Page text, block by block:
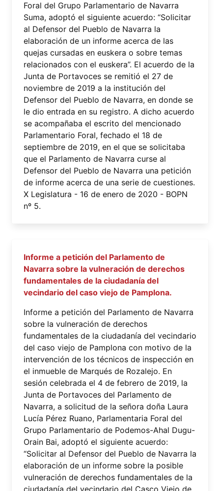
Foral del Grupo Parlamentario de Navarra
Suma, adoptó el siguiente acuerdo: “Solicitar
al Defensor del Pueblo de Navarra la
elaboración de un informe acerca de las
quejas cursadas en euskera o sobre temas
relacionados con el euskera”. El acuerdo de la
Junta de Portavoces se remitió el 27 de
noviembre de 2019 a la institución del
Defensor del Pueblo de Navarra, en donde se
le dio entrada en su registro. A dicho acuerdo
se acompañaba el escrito del mencionado
Parlamentario Foral, fechado el 18 de
septiembre de 2019, en el que se solicitaba
que el Parlamento de Navarra curse al
Defensor del Pueblo de Navarra una petición
de informe acerca de una serie de cuestiones.
X Legislatura - 16 de enero de 2020 - BOPN
nº 5.
Informe a petición del Parlamento de
Navarra sobre la vulneración de derechos
fundamentales de la ciudadanía del
vecindario del caso viejo de Pamplona.
Informe a petición del Parlamento de Navarra
sobre la vulneración de derechos
fundamentales de la ciudadanía del vecindario
del caso viejo de Pamplona con motivo de la
intervención de los técnicos de inspección en
el inmueble de Marqués de Rozalejo. En
sesión celebrada el 4 de febrero de 2019, la
Junta de Portavoces del Parlamento de
Navarra, a solicitud de la señora doña Laura
Lucía Pérez Ruano, Parlamentaria Foral del
Grupo Parlamentario de Podemos-Ahal Dugu-
Orain Bai, adoptó el siguiente acuerdo:
“Solicitar al Defensor del Pueblo de Navarra la
elaboración de un informe sobre la posible
vulneración de derechos fundamentales de la